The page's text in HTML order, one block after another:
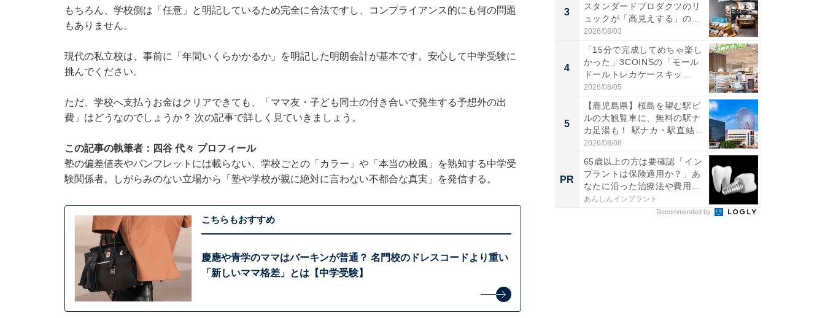
もちろん、学校側は「任意」と明記しているため完全に合法ですし、コンプライアンス的にも何の問題
もありません。
現代の私立校は、事前に「年間いくらかかるか」を明記した明朗会計が基本です。安心して中学受験に
挑んでください。
ただ、学校へ支払うお金はクリアできても、「ママ友・子ども同士の付き合いで発生する予想外の出
費」はどうなのでしょうか？ 次の記事で詳しく見ていきましょう。
この記事の執筆者：四谷 代々 プロフィール
塾の偏差値表やパンフレットには載らない、学校ごとの「カラー」や「本当の校風」を熟知する中学受
験関係者。しがらみのない立場から「塾や学校が親に絶対に言わない不都合な真実」を発信する。
こちらもおすすめ
慶應や青学のママはバーキンが普通？ 名門校のドレスコードより重い
「新しいママ格差」とは【中学受験】
3
スタンダードプロダクツのリ
ュックが「高見えする」の...
2026/08/03
4
「15分で完成してめちゃ楽し
かった」3COINSの「モール
ドールトレカケースキッ...
2026/08/05
5
【鹿児島県】桜島を望む駅ビ
ルの大観覧車に、無料の駅ナ
カ足湯も！ 駅ナカ・駅直結
ス...
2026/08/08
PR
65歳以上の方は要確認「イン
プラントは保険適用か？」あ
なたに沿った治療法や費用
を...
あんしんインプラント
Recommended by